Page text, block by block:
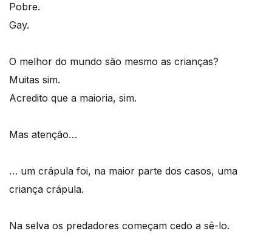
Pobre.
Gay.
O melhor do mundo são mesmo as crianças?
Muitas sim.
Acredito que a maioria, sim.
Mas atenção…
… um crápula foi, na maior parte dos casos, uma
criança crápula.
Na selva os predadores começam cedo a sê-lo.